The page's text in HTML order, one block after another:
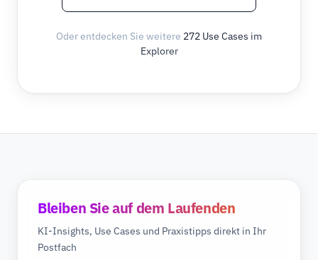
Oder entdecken Sie weitere 272 Use Cases im
Explorer
Bleiben Sie auf dem Laufenden
KI-Insights, Use Cases und Praxistipps direkt in Ihr
Postfach